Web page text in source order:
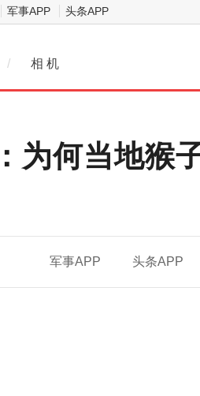
军事APP 头条APP
/ 相 机
为何当地猴
军事APP 头条APP